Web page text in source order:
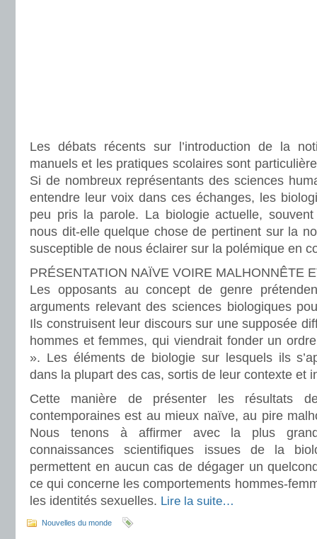
Les débats récents sur l’introduction de la
manuels et les pratiques scolaires sont
Si de nombreux représentants des sciences
entendre leur voix dans ces échanges, les
peu pris la parole. La biologie actuelle,
nous dit-elle quelque chose de pertinent sur la
susceptible de nous éclairer sur la polémique en
PRÉSENTATION NAÏVE VOIRE MALHONNÊTE
Les opposants au concept de genre
arguments relevant des sciences biologiques
Ils construisent leur discours sur une supposée
hommes et femmes, qui viendrait fonder un
». Les éléments de biologie sur lesquels ils
dans la plupart des cas, sortis de leur contexte et
Cette manière de présenter les résultats
contemporaines est au mieux naïve, au pire
Nous tenons à affirmer avec la plus
connaissances scientifiques issues de la
permettent en aucun cas de dégager un
ce qui concerne les comportements hommes-
les identités sexuelles. Lire la suite…
Nouvelles du monde